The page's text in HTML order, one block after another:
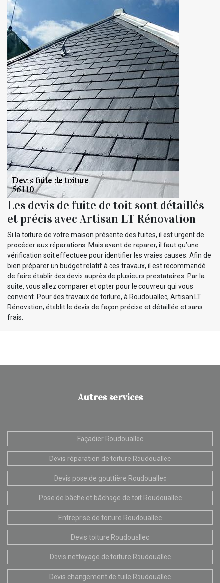
Les devis de fuite de toit sont détaillés
et précis avec Artisan LT Rénovation
Si la toiture de votre maison présente des fuites, il est urgent de
procéder aux réparations. Mais avant de réparer, il faut qu’une
vérification soit effectuée pour identifier les vraies causes. Afin de
bien préparer un budget relatif à ces travaux, il est recommandé
de faire établir des devis auprès de plusieurs prestataires. Par la
suite, vous allez comparer et opter pour le couvreur qui vous
convient. Pour des travaux de toiture, à Roudouallec, Artisan LT
Rénovation, établit le devis de façon précise et détaillée et sans
frais.
Autres services
Façadier Roudouallec
Devis réparation de toiture Roudouallec
Devis pose de gouttière Roudouallec
Pose de bâche et bâchage de toit Roudouallec
Entreprise de toiture Roudouallec
Devis toiture Roudouallec
Devis nettoyage de toiture Roudouallec
Devis changement de tuile Roudouallec